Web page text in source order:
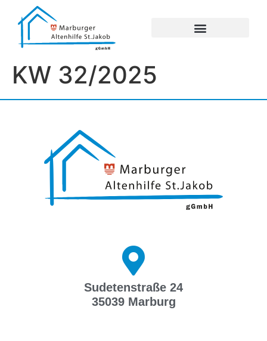
KW 32/2025
Sudetenstraße 24
35039 Marburg